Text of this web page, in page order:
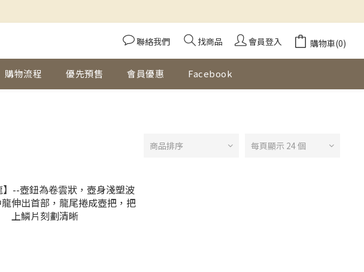
聯絡我們 找商品 會員登入 購物車(0)
購物流程 優先預售 會員優惠 Facebook
商品排序 每頁顯示 24 個